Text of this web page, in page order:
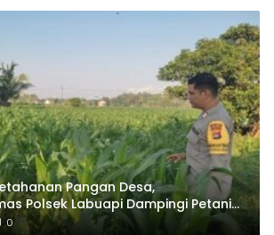
Pangan Desa,
Polsek Labuapi Dampingi Petani
0